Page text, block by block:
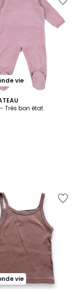
vie
Très bon état
vie